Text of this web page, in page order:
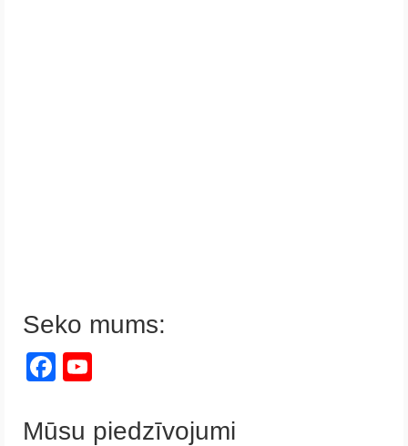
Seko mums:
Facebook
Mūsu piedzīvojumi